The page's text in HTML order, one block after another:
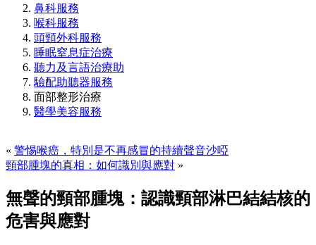
鼻科服務
喉科服務
頭頸外科服務
睡眠窒息症治療
聽力及言語治療助
驗配助聽器服務
面部整形治療
醫學美容服務
« 警惕喉癌，特別是不再感冒的持續聲音沙啞
頸部腫塊的真相：如何識別與應對 »
無聲的頸部腫塊：認識頸部淋巴結結核的
危害與應對